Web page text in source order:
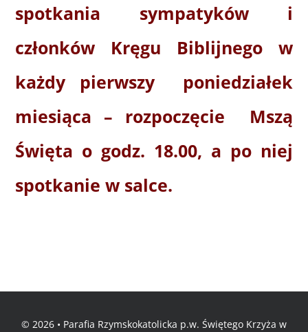
Kancelaria
Informacje i media katolickie
Zamówienia Publiczne
Polski Ład
spotkania sympatyków i
członków Kręgu Biblijnego w
każdy pierwszy poniedziałek
miesiąca – rozpoczęcie Mszą
Święta o godz. 18.00, a po niej
spotkanie w salce.
© 2026 • Parafia Rzymskokatolicka p.w. Świętego Krzyża w